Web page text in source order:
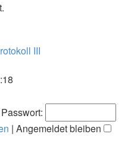
III
Passwort:
| Angemeldet bleiben